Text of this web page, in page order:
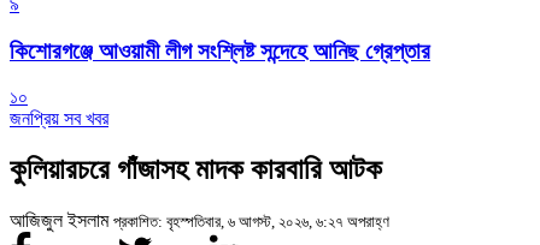
৯
কিশোরগঞ্জে আওয়ামী লীগ সংশ্লিষ্ট সন্দেহে আনিছ গ্রেপ্তার
১০
জনপ্রিয় সব খবর
কুলিয়ারচরে গাঁজাসহ মাদক কারবারি আটক
আজিজুল ইসলাম প্রকাশিত: বৃহস্পতিবার, ৬ আগস্ট, ২০২৬, ৬:২৭ অপরাহ্ণ